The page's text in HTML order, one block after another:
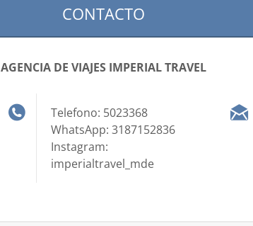
CONTACTO
AGENCIA DE VIAJES IMPERIAL TRAVEL
Telefono: 5023368
WhatsApp: 3187152836
Instagram:
imperialtravel_mde